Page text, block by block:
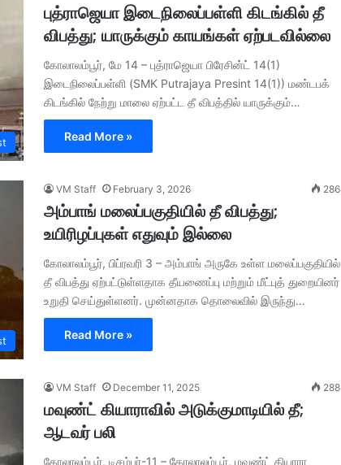
புத்ராஜெயா இடைநிலைப்பள்ளி கிடங்கில் தீ
விபத்து; யாருக்கும் காயங்கள் ஏற்படவில்லை
கோலாலம்பூர், மே 14 – புத்ராஜெயா பிரேசின்ட் 14(1)
இடைநிலைப்பள்ளி (SMK Putrajaya Presint 14(1)) மண்டபக்
கிடங்கில் நேற்று மாலை ஏற்பட்ட தீ விபத்தில் யாருக்கும்…
Read More »
VM Staff February 3, 2026 286
அம்பாங் மலைப்பகுதியில் தீ விபத்து;
உயிரிழப்புகள் எதுவும் இல்லை
கோலாலம்பூர், பிப்ரவரி 3 – அம்பாங் அருகே உள்ள மலைப்பகுதியில்
தீ விபத்து ஏற்பட்டுள்ளதாக தீயணைப்பு மற்றும் மீட்புத் துறையினர்
உறுதி செய்துள்ளனர். முன்னதாக தொலைவில் இருந்து…
Read More »
VM Staff December 11, 2025 288
மவுண்ட் கியாராவில் அடுக்குமாடியில் தீ;
ஆடவர் பலி
கோலாலம்பூர், டிசம்பர்-11 – கோலாலம்பூர், மவுண்ட் கியாரா